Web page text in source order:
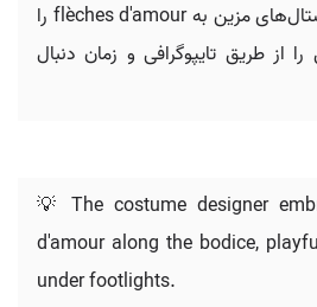
ما نمایشگاهی از کارت‌پستال‌های مزین به flèches d'amour را
از طریق تایپوگرافی و زمان دنبال
💡 The costume designer
d'amour along the bodice,
under footlights.